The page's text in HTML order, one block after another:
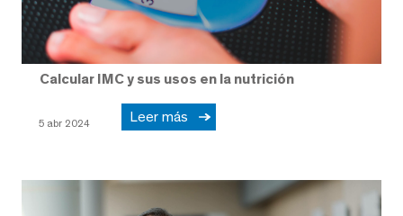
Calcular IMC y sus usos en la nutrición
5 abr 2024 Leer más